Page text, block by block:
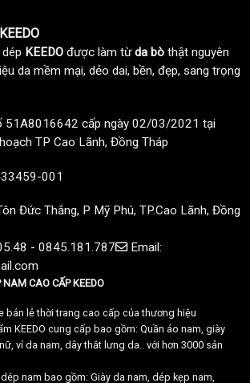
KEEDO được làm từda bò thật nguyên
da mềm mại, dẻo dai, bền, đẹp, sang trọng
51A8016642 cấp ngày 02/03/2021 tại
TP Cao Lãnh, Đồng Tháp
001
Đức Thắng, P Mỹ Phú, TP.Cao Lãnh, Đồng
- 0845.181.787
Email:
NAM CAO CẤP KEEDO
bán lẻ thời trang cao cấp của thương hiệu
KEEDO cung cấp bao gồm: Quần áo nam, giày
ví da nam, dây thắt lưng da.. với hơn 3000 sản
nam bao gồm: Giày da nam, dép kẹp nam,